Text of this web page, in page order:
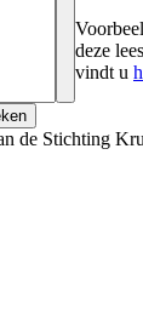
deze
vindt u
de Stichting